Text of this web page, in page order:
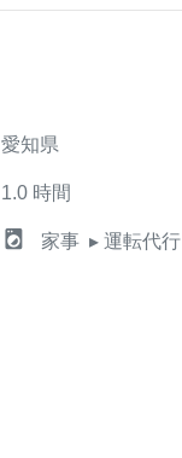
愛知県
1.0 時間
local_laundry_service 家事 ▸ 運転代行